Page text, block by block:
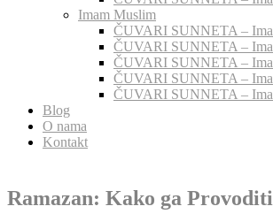
Imam Muslim
ČUVARI SUNNETA –
ČUVARI SUNNETA –
ČUVARI SUNNETA –
ČUVARI SUNNETA –
ČUVARI SUNNETA –
Blog
O nama
Kontakt
Ramazan: Kako ga